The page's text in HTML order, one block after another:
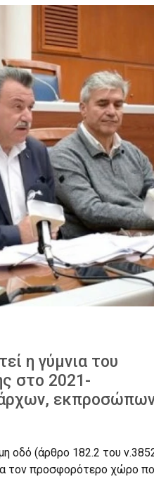
η γύμνια του
στο 2021-
οδό (άρθρο 182.2 του
τον προσφορότερο χώρο